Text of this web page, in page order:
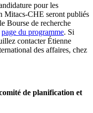
pour les
Mitacs-CHE seront publiés
Bourse de recherche
page du programme. Si
contacter Étienne
des affaires, chez
de planification et